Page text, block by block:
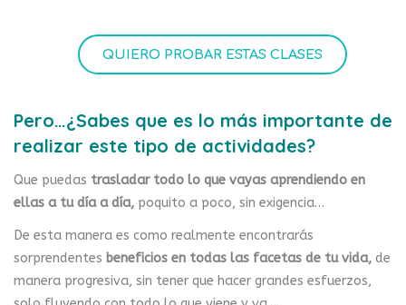
QUIERO PROBAR ESTAS CLASES
Pero…¿Sabes que es lo más importante de
realizar este tipo de actividades?
Que puedas trasladar todo lo que vayas aprendiendo en
ellas a tu día a día, poquito a poco, sin exigencia…
De esta manera es como realmente encontrarás
sorprendentes beneficios en todas las facetas de tu vida, de
manera progresiva, sin tener que hacer grandes esfuerzos,